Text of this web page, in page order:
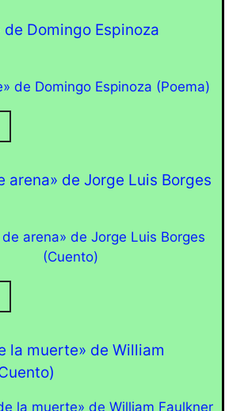
de Domingo Espinoza
arena» de Jorge Luis Borges
la muerte» de William